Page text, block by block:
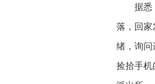
据悉
落，回
绪，询
捡拾手